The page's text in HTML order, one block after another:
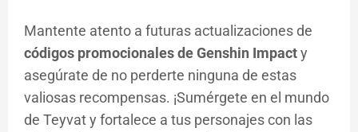
Mantente atento a futuras actualizaciones de
códigos promocionales de Genshin Impacty
asegúrate de no perderte ninguna de estas
valiosas recompensas. ¡Sumérgete en el mundo
de Teyvat y fortalece a tus personajes con las